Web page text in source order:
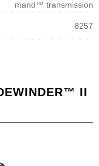
mand™ transmission
8257
II